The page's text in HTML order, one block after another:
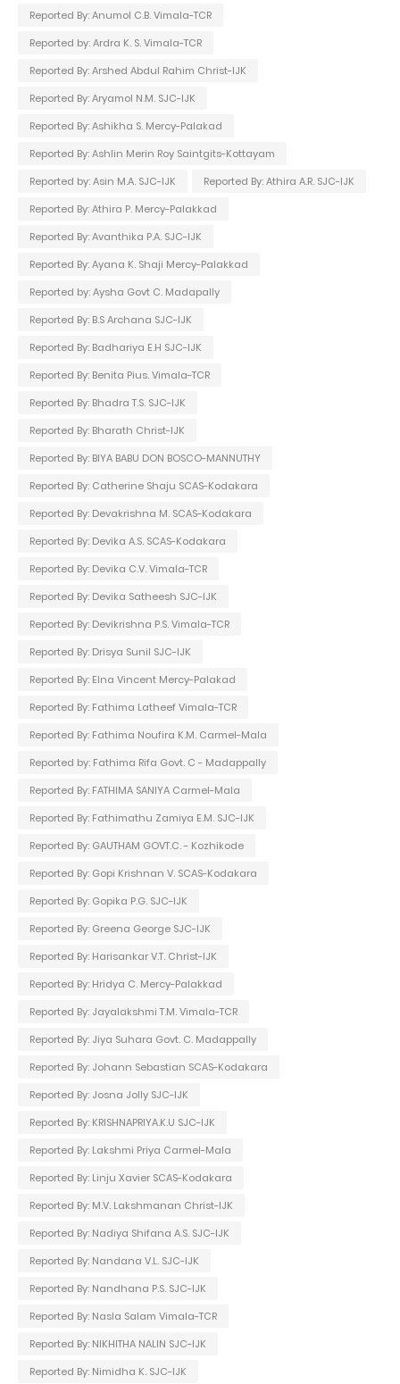
Reported By: Anumol C.B. Vimala-TCR
Reported by: Ardra K. S. Vimala-TCR
Reported By: Arshed Abdul Rahim Christ-IJK
Reported By: Aryamol N.M. SJC-IJK
Reported By: Ashikha S. Mercy-Palakad
Reported By: Ashlin Merin Roy Saintgits-Kottayam
Reported by: Asin M.A. SJC-IJK
Reported By: Athira A.R. SJC-IJK
Reported By: Athira P. Mercy-Palakkad
Reported By: Avanthika P.A. SJC-IJK
Reported By: Ayana K. Shaji Mercy-Palakkad
Reported by: Aysha Govt C. Madapally
Reported By: B.S Archana SJC-IJK
Reported By: Badhariya E.H SJC-IJK
Reported By: Benita Pius. Vimala-TCR
Reported By: Bhadra T.S. SJC-IJK
Reported By: Bharath Christ-IJK
Reported By: BIYA BABU DON BOSCO-MANNUTHY
Reported By: Catherine Shaju SCAS-Kodakara
Reported By: Devakrishna M. SCAS-Kodakara
Reported By: Devika A.S. SCAS-Kodakara
Reported By: Devika C.V. Vimala-TCR
Reported By: Devika Satheesh SJC-IJK
Reported By: Devikrishna P.S. Vimala-TCR
Reported By: Drisya Sunil SJC-IJK
Reported By: Elna Vincent Mercy-Palakad
Reported By: Fathima Latheef Vimala-TCR
Reported By: Fathima Noufira K.M. Carmel-Mala
Reported by: Fathima Rifa Govt. C - Madappally
Reported By: FATHIMA SANIYA Carmel-Mala
Reported By: Fathimathu Zamiya E.M. SJC-IJK
Reported By: GAUTHAM GOVT.C. - Kozhikode
Reported By: Gopi Krishnan V. SCAS-Kodakara
Reported By: Gopika P.G. SJC-IJK
Reported By: Greena George SJC-IJK
Reported By: Harisankar V.T. Christ-IJK
Reported By: Hridya C. Mercy-Palakkad
Reported By: Jayalakshmi T.M. Vimala-TCR
Reported By: Jiya Suhara Govt. C. Madappally
Reported By: Johann Sebastian SCAS-Kodakara
Reported By: Josna Jolly SJC-IJK
Reported By: KRISHNAPRIYA.K.U SJC-IJK
Reported By: Lakshmi Priya Carmel-Mala
Reported By: Linju Xavier SCAS-Kodakara
Reported By: M.V. Lakshmanan Christ-IJK
Reported By: Nadiya Shifana A.S. SJC-IJK
Reported By: Nandana V.L. SJC-IJK
Reported By: Nandhana P.S. SJC-IJK
Reported By: Nasla Salam Vimala-TCR
Reported By: NIKHITHA NALIN SJC-IJK
Reported By: Nimidha K. SJC-IJK